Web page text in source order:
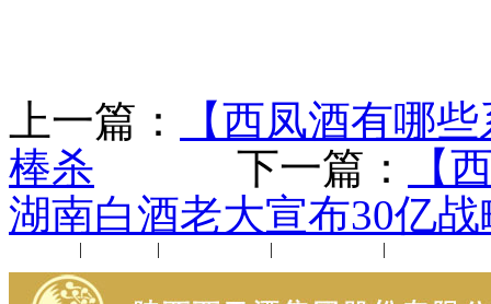
上一篇：
【西凤酒有哪
棒杀 下一篇：
【
湖南白酒老大宣布30亿
| | | |